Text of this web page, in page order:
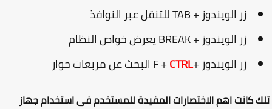
زر الويندوز + TAB للتنقل عبر النوافذ
زر الويندوز + BREAK يعرض خواص النظام
زر الويندوز +F +CTRL البحث عن مربعات حوار
كانت اهم الاختصارات المفيدة للمستخدم فى استخدام جهاز